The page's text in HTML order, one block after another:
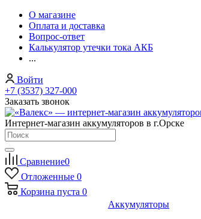
О магазине
Оплата и доставка
Вопрос-ответ
Калькулятор утечки тока АКБ
...
Войти
+7 (3537) 327-000
Заказать звонок
Интернет-магазин аккумуляторов в г.Орске
Сравнение0
Отложенные 0
Корзина пуста 0
Аккумуляторы